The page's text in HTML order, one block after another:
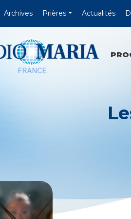
Archives Prières Actualités